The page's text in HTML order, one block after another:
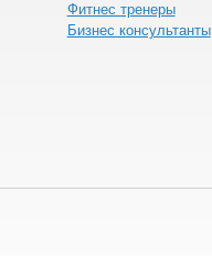
Фитнес тренеры
Бизнес консультанты